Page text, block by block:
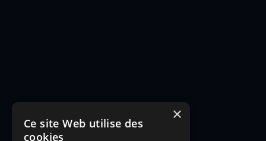
×
Ce site Web utilise des
cookies